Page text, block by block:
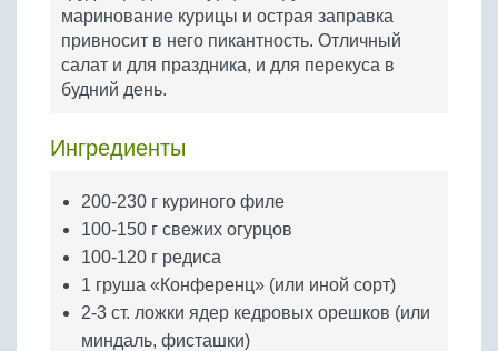
Бобовые
Яйца
Крупы
маринование курицы и острая заправка
привносит в него пикантность. Отличный
салат и для праздника, и для перекуса в
будний день.
Ингредиенты
200-230 г куриного филе
100-150 г свежих огурцов
100-120 г редиса
1 груша «Конференц» (или иной сорт)
2-3 ст. ложки ядер кедровых орешков (или
миндаль, фисташки)